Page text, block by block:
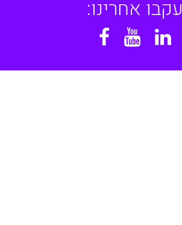
עקבו אחרינו:
Linkedin
YouTube